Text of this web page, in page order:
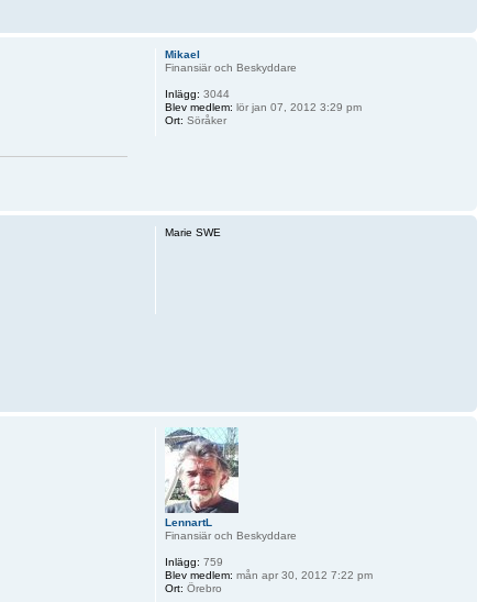
Mikael
Finansiär och Beskyddare
Inlägg: 3044
Blev medlem: lör jan 07, 2012 3:29 pm
Ort: Söråker
Marie SWE
LennartL
Finansiär och Beskyddare
Inlägg: 759
Blev medlem: mån apr 30, 2012 7:22 pm
Ort: Örebro